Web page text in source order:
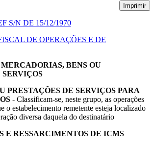
Imprimir
S/N DE 15/12/1970
DE OPERAÇÕES E DE
BENS OU
PRESTAÇÕES DE SERVIÇOS PARA
- Classificam-se, neste grupo, as operações
o estabelecimento remetente esteja localizado
diversa daquela do destinatário
E RESSARCIMENTOS DE ICMS